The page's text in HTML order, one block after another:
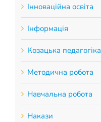
Інноваційна освіта
Інформація
Козацька педагогіка
Методична робота
Навчальна робота
Накази